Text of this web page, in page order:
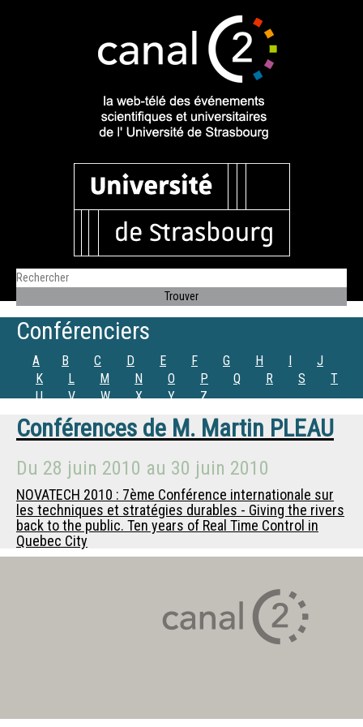
Conférenciers
A B C D E F G H I
J
K
L M N O P Q R S
T
U
V W X Y Z
Conférences de M. Martin PLEAU
Du 28 juin 2010 au 30 juin 2010
NOVATECH 2010 : 7ème Conférence internationale sur
les techniques et stratégies durables - Giving the rivers
back to the public. Ten years of Real Time Control in
Quebec City